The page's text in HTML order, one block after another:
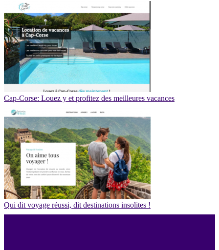
Cap-Corse: Louez y et profitez des meilleures vacances
Qui dit voyage réussi, dit destinations insolites !